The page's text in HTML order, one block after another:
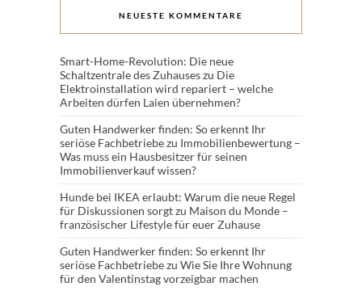
NEUESTE KOMMENTARE
Smart-Home-Revolution: Die neue
Schaltzentrale des Zuhauseszu Die
Elektroinstallation wird repariert – welche
Arbeiten dürfen Laien übernehmen?
Guten Handwerker finden: So erkennt Ihr
seriöse Fachbetriebezu Immobilienbewertung –
Was muss ein Hausbesitzer für seinen
Immobilienverkauf wissen?
Hunde bei IKEA erlaubt: Warum die neue Regel
für Diskussionen sorgtzu Maison du Monde –
französischer Lifestyle für euer Zuhause
Guten Handwerker finden: So erkennt Ihr
seriöse Fachbetriebezu Wie Sie Ihre Wohnung
für den Valentinstag vorzeigbar machen